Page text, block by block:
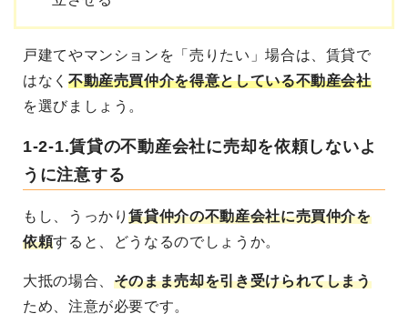
戸建てやマンションを「売りたい」場合は、賃貸で
はなく 不動産売買仲介を得意としている不動産会社
を選びましょう。
1-2-1.賃貸の不動産会社に売却を依頼しないよ
うに注意する
もし、うっかり賃貸仲介の不動産会社に売買仲介を
依頼すると、どうなるのでしょうか。
大抵の場合、 そのまま売却を引き受けられてしまう
ため、注意が必要です。